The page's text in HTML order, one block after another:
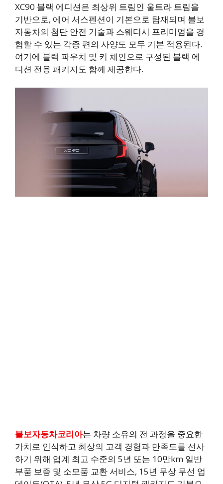
XC90 블랙 에디션은 최상위 트림인 울트라 트림을
기반으로, 에어 서스펜션이 기본으로 탑재되며 볼보
자동차의 첨단 안전 기술과 스웨디시 프리미엄을 경
험할 수 있는 각종 편의 사양도 모두 기본 적용된다.
여기에 블랙 파우치 및 키 체인으로 구성된 블랙 에
디션 전용 패키지도 함께 제공한다.
볼보자동차코리아는 차량 소유의 전 과정을 중요한
가치로 인식하고 최상의 고객 경험과 만족도를 선사
하기 위해 업계 최고 수준의 5년 또는 10만km 일반
부품 보증 및 소모품 교환 서비스, 15년 무상 무선 업